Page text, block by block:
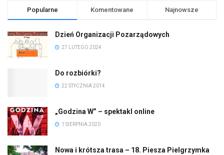
Popularne Komentowane Najnowsze
Dzień Organizacji Pozarządowych
27 LUTEGO 2024
Do rozbiórki?
22 STYCZNIA 2014
„Godzina W” – spektakl online
1 SIERPNIA 2020
Nowa i krótsza trasa – 18. Piesza Pielgrzymka